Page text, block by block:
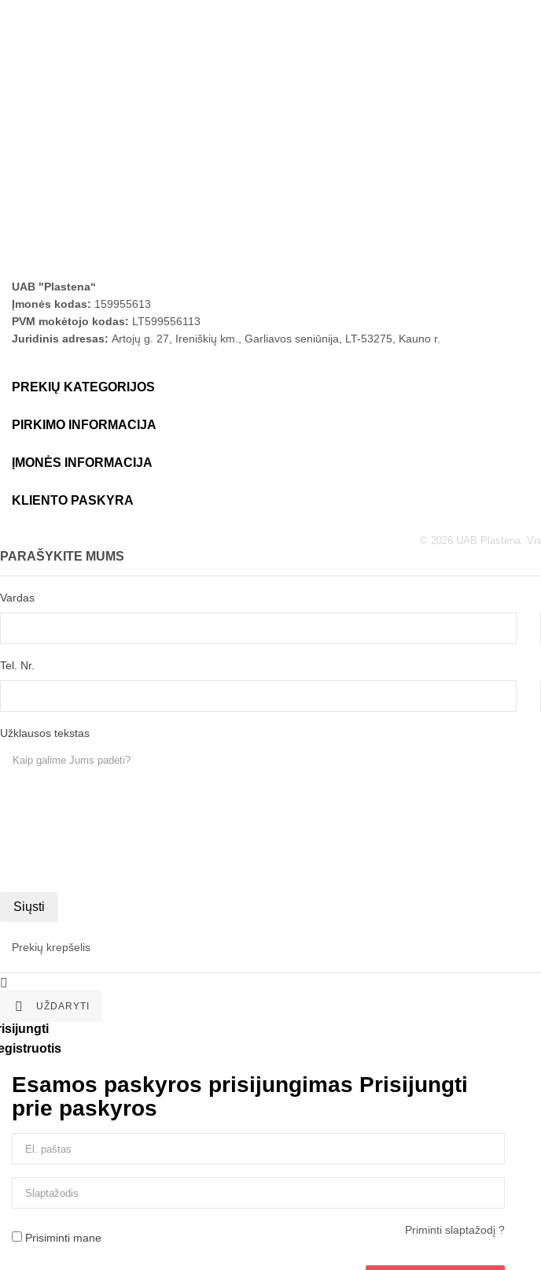
UAB "Plastena“
Įmonės kodas: 159955613
PVM mokėtojo kodas: LT599556113
Juridinis adresas: Artojų g. 27, Ireniškių km., Garliavos seniūnija, LT-53275, Kauno r.
PREKIŲ KATEGORIJOS
PIRKIMO INFORMACIJA
ĮMONĖS INFORMACIJA
KLIENTO PASKYRA
© 2026 UAB Plastena.
PARAŠYKITE MUMS
Vardas
Tel. Nr.
Užklausos tekstas
Siųsti
Prekių krepšelis


UŽDARYTI
Esamos paskyros prisijungimas Prisijungti
prie paskyros
Prisiminti mane
Priminti slaptažodį ?